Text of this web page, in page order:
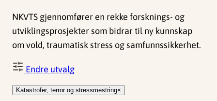
NKVTS gjennomfører en rekke forsknings- og
utviklingsprosjekter som bidrar til ny kunnskap
om vold, traumatisk stress og samfunnssikkerhet.
Endre utvalg
Katastrofer, terror og stressmestring